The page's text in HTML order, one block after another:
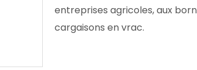
entreprises agricoles, aux
cargaisons en vrac.